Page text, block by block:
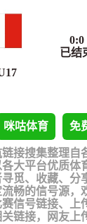
0:0
已结
咪咕体育 免
接搜集整理自
大平台优质体
觅、收藏、分
畅的信号源，
信号链接、上
链接，网友上